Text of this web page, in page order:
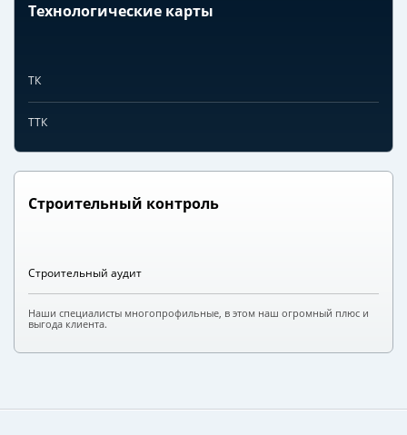
Технологические карты
ТК
ТТК
Строительный контроль
Строительный аудит
Наши специалисты многопрофильные, в этом наш огромный плюс и
выгода клиента.